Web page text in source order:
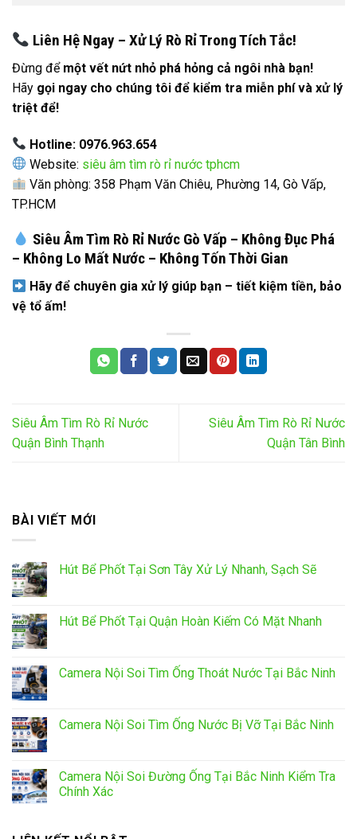
Liên Hệ Ngay – Xử Lý Rò Rỉ Trong Tích Tắc!
Đừng để một vết nứt nhỏ phá hỏng cả ngôi nhà bạn!
Hãy gọi ngay cho chúng tôi để kiểm tra miễn phí và xử lý
triệt để!
Hotline: 0976.963.654
Website: siêu âm tìm rò rỉ nước tphcm
Văn phòng: 358 Phạm Văn Chiêu, Phường 14, Gò Vấp,
TP.HCM
Siêu Âm Tìm Rò Rỉ Nước Gò Vấp – Không Đục Phá
– Không Lo Mất Nước – Không Tốn Thời Gian
Hãy để chuyên gia xử lý giúp bạn – tiết kiệm tiền, bảo
vệ tổ ấm!
Siêu Âm Tìm Rò Rỉ Nước
Quận Bình Thạnh
Siêu Âm Tìm Rò Rỉ Nước
Quận Tân Bình
BÀI VIẾT MỚI
Hút Bể Phốt Tại Sơn Tây Xử Lý Nhanh, Sạch Sẽ
Hút Bể Phốt Tại Quận Hoàn Kiếm Có Mặt Nhanh
Camera Nội Soi Tìm Ống Thoát Nước Tại Bắc Ninh
Camera Nội Soi Tìm Ống Nước Bị Vỡ Tại Bắc Ninh
Camera Nội Soi Đường Ống Tại Bắc Ninh Kiểm Tra
Chính Xác